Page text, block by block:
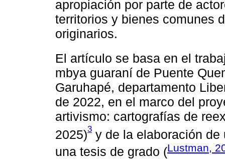
apropiación por parte de
territorios y bienes comunes
originarios.
El artículo se basa en el
mbya guaraní de Puente
Garuhapé, departamento
de 2022, en el marco del
artivismo: cartografías de
2025)3 y de la elaboración
una tesis de grado (Lustman,